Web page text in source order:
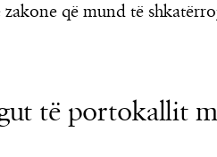
që mund të
të portokallit